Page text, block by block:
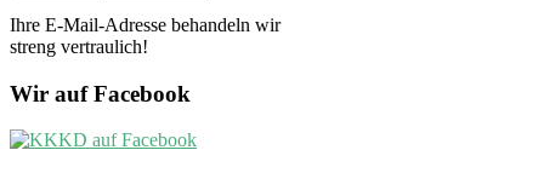
Ihre E-Mail-Adresse behandeln wir
streng vertraulich!
Wir auf Facebook